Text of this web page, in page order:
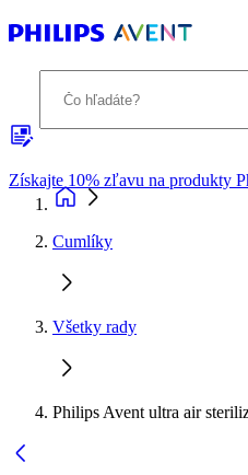
Získajte 10% zľavu na produkty
Cumlíky
Všetky rady
Philips Avent ultra air